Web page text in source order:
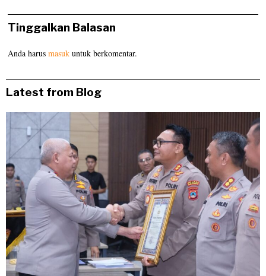
Tinggalkan Balasan
Anda harusmasuk untuk berkomentar.
Latest from Blog